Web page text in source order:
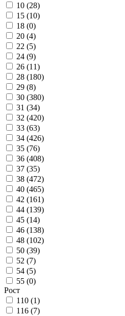
10 (28)
15 (10)
18 (0)
20 (4)
22 (5)
24 (9)
26 (11)
28 (180)
29 (8)
30 (380)
31 (34)
32 (420)
33 (63)
34 (426)
35 (76)
36 (408)
37 (35)
38 (472)
40 (465)
42 (161)
44 (139)
45 (14)
46 (138)
48 (102)
50 (39)
52 (7)
54 (5)
55 (0)
Рост
110 (1)
116 (7)